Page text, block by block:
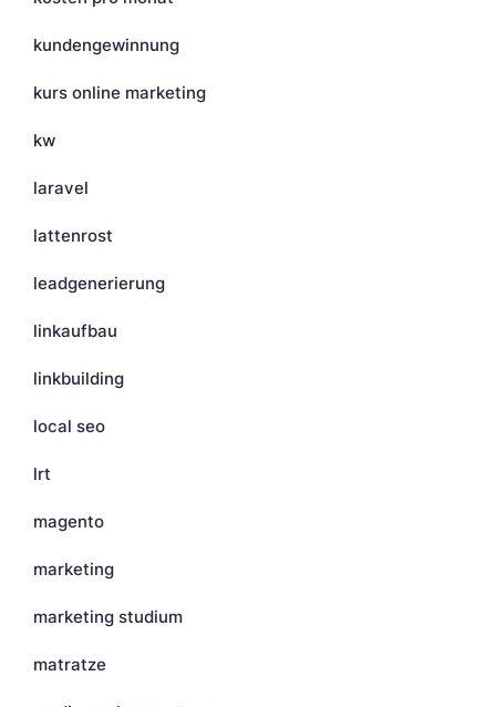
kundengewinnung
kurs online marketing
kw
laravel
lattenrost
leadgenerierung
linkaufbau
linkbuilding
local seo
lrt
magento
marketing
marketing studium
matratze